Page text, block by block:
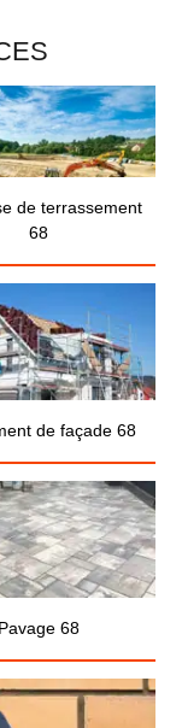
de terrassement
68
de façade 68
Pavage 68